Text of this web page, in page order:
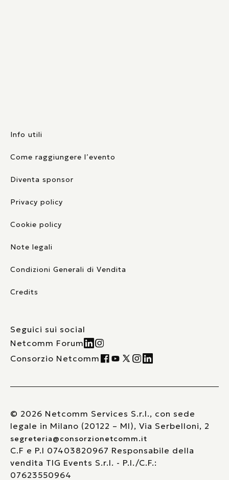
Info utili
Come raggiungere l’evento
Diventa sponsor
Privacy policy
Cookie policy
Note legali
Condizioni Generali di Vendita
Credits
Seguici sui social
Netcomm Forum
Consorzio Netcomm
© 2026 Netcomm Services S.r.l., con sede
legale in Milano (20122 – MI), Via Serbelloni, 2
segreteria@consorzionetcomm.it
C.F e P.I 07403820967 Responsabile della
vendita TIG Events S.r.l. - P.I./C.F.:
07623550964